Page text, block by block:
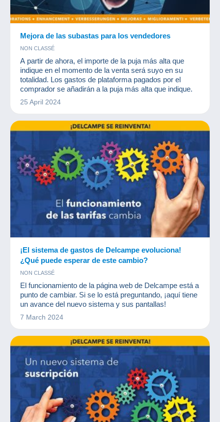
Mejora de las subastas para los vendedores
NON CLASSÉ
A partir de ahora, el importe de la puja más alta que
indique en el momento de la venta será suyo en su
totalidad. Los gastos de plataforma pagados por el
comprador se añadirán a la puja más alta que indique.
25 April 2024
¡El sistema de gastos de Delcampe evoluciona!
¿Qué puede esperar de este cambio?
NON CLASSÉ
El funcionamiento de la página web de Delcampe está a
punto de cambiar. Si se lo está preguntando, ¡aquí tiene
un avance del nuevo sistema y sus pantallas!
7 March 2024